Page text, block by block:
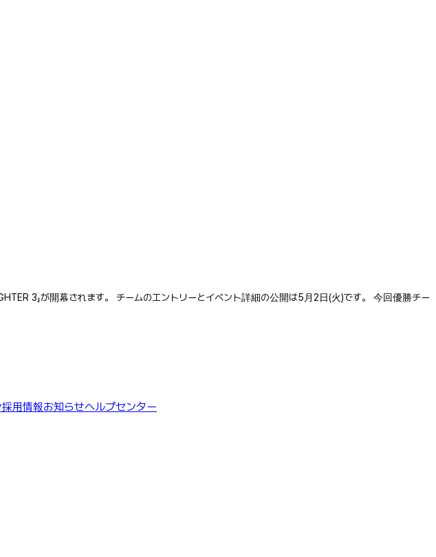
3」が開幕されます。 チームのエントリーとイベント詳細の公開は5月2日(火)です。 今回優勝チー
採用情報お知らせヘルプセンター